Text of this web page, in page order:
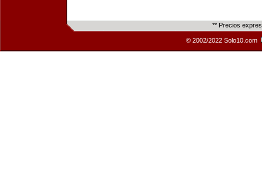
** Precios
© 2002/2022 Solo10.com